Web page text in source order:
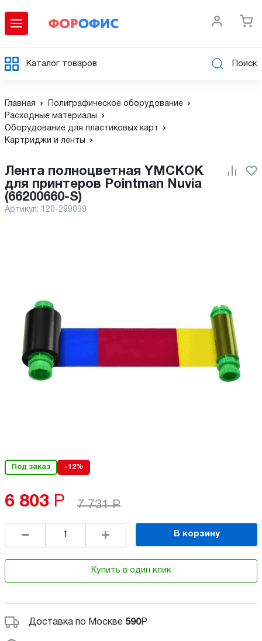
Каталог товаров Поиск
Главная
Полиграфическое оборудование
Расходные материалы
Оборудование для пластиковых карт
Картриджи и ленты
Лента полноцветная YMCKOK
для принтеров Pointman Nuvia
(66200660-S)
Артикул: 120-299099
Под заказ -12%
6 803 Р 7 731 Р
В корзину
Купить в один клик
Доставка по Москве 590Р